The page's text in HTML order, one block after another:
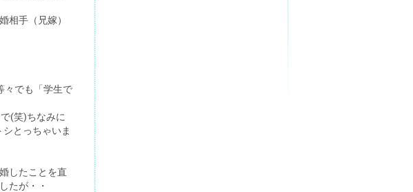
相手（兄嫁）
々でも「学生で
(笑)ちなみに
とっちゃいま
したことを直
たが・・